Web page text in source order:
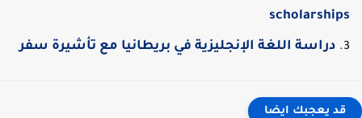
دراسة اللغة الإنجليزية في بريطانيا مع تأشيرة سفر
قد يعجبك ايضا